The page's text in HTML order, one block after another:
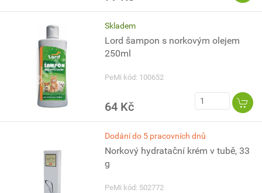
Skladem
Lord šampon s norkovým olejem
250ml
PeMi kód: 100652
64 Kč
Dodání do 5 pracovních dnů
Norkový hydratační krém v tubě, 33
g
PeMi kód: 502772